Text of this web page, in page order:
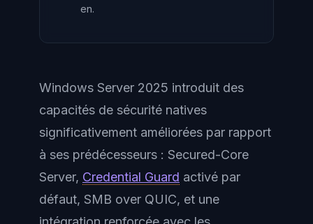
en.
Windows Server 2025 introduit des
capacités de sécurité natives
significativement améliorées par rapport
à ses prédécesseurs : Secured-Core
Server, Credential Guard activé par
défaut, SMB over QUIC, et une